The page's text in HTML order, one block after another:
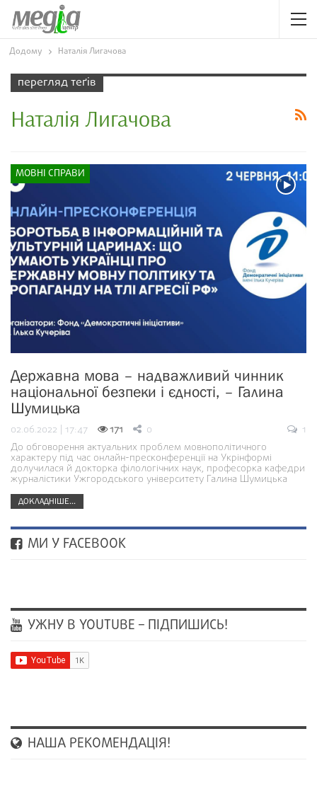
Додому Наталія Лигачова
перегляд теґів
Наталія Лигачова
МОВНІ СПРАВИ
Державна мова – надважливий чинник
національної безпеки і єдності, – Галина
Шумицька
02.06.2022 | 17:47 171 0
1
До обговорення актуальних проблем мовнополітичного
характеру під час онлайн-пресконференції на Укрінформі
долучилася й докторка філологічних наук, професорка кафедри
журналістики Ужгородського університету Галина Шумицька
ДОКЛАДНІШЕ...
МИ У FACEBOOK
УЖНУ В YOUTUBE – ПІДПИШИСЬ!
НАША РЕКОМЕНДАЦІЯ!